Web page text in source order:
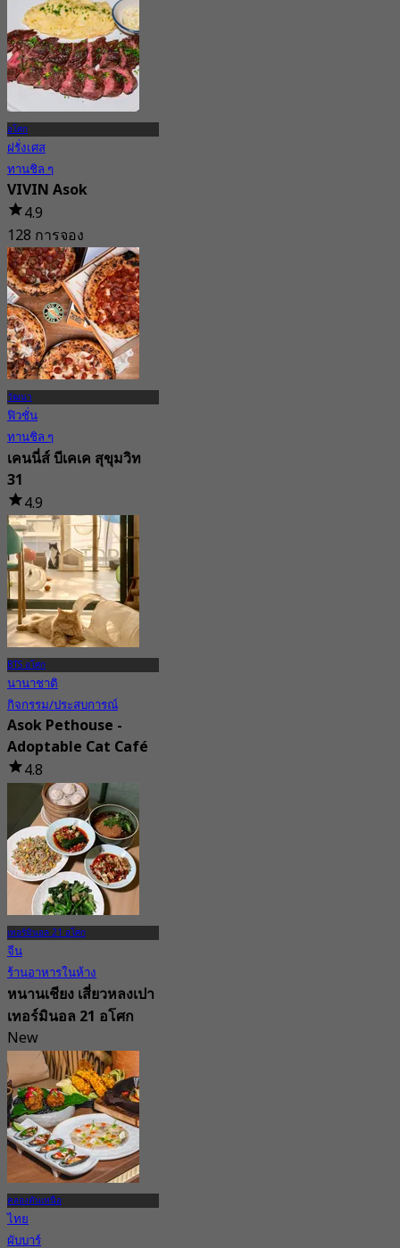
อโศก
ฝรั่งเศส
ทานชิล ๆ
VIVIN Asok
4.9
128 การจอง
จาก฿ 430
วัฒนา
ฟิวชั่น
ทานชิล ๆ
เคนนี่ส์ บีเคเค สุขุมวิท
31
4.9
506 การจอง
จาก฿ 563.33
BTS อโศก
นานาชาติ
กิจกรรม/ประสบการณ์
Asok Pethouse -
Adoptable Cat Café
4.8
297 การจอง
จาก฿ 160
เทอร์มินอล 21 อโศก
จีน
ร้านอาหารในห้าง
หนานเชียง เสี่ยวหลงเปา
เทอร์มินอล 21 อโศก
New
จาก฿ 157
คลองตันเหนือ
ไทย
ผับบาร์